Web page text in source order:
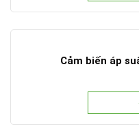
Cảm biến áp